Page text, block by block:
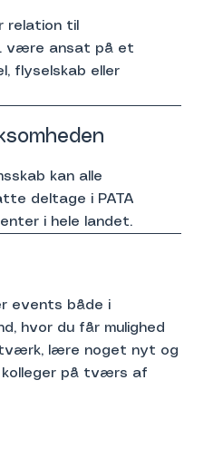
relation til
være ansat på et
flyselskab eller
kan alle
deltage i PATA
i hele landet.
events både i
hvor du får mulighed
lære noget nyt og
kolleger på tværs af